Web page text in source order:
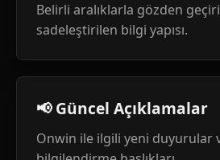
Belirli aralıklarla gözden
sadeleştirilen bilgi yapısı.
📢 Güncel Açıklamalar
Onwin ile ilgili yeni duyurular